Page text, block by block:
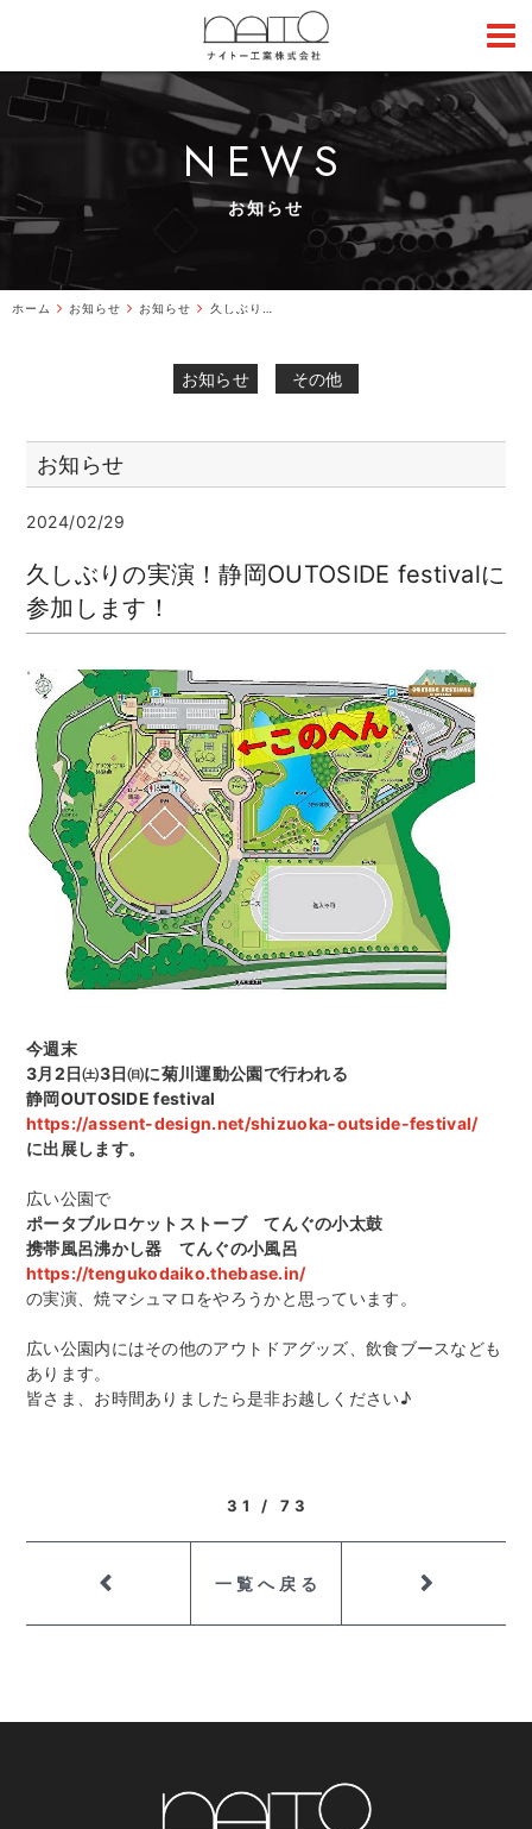
NEWS
お知らせ
ホーム お知らせ お知らせ
お知らせ その他
お知らせ
2024/02/29
久しぶりの実演！静岡OUTOSIDE festivalに
参加します！
今週末
3月2日㈯3日㈰に菊川運動公園で行われる
静岡OUTOSIDE festival
https://assent-design.net/shizuoka-outside-festival/
に出展します。
広い公園で
ポータブルロケットストーブ てんぐの小太鼓
携帯風呂沸かし器 てんぐの小風呂
https://tengukodaiko.thebase.in/
の実演、焼マシュマロをやろうかと思っています。
広い公園内にはその他のアウトドアグッズ、飲食ブースなども
あります。
皆さま、お時間ありましたら是非お越しください♪
31 / 73
一覧へ戻る